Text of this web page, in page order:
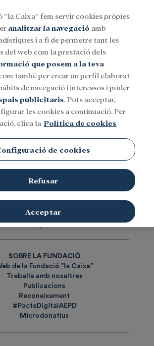
i bequesCultura
Mònaco
Investigació i beques
Etiquetes
SOBRE LA FUNDACIÓ
de la Fundació ”la Caixa”
Treballa amb nosaltres
Publicacions
Reconeixement
#PacteDigitalAEPD
Microdonatius
”la Caixa” fem servir cookies pròpies
analitzar la navegació amb
i a fi de permetre tant les
del web com la prestació dels
que posem a la teva
també per crear un perfil elaborat
de navegació i interessos i poder
publicitaris. Pots acceptar,
les cookies a continuació. Per
clica la Política de cookies
de cookies
Refusar
Acceptar